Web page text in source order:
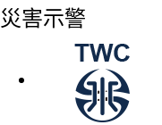
災害示警